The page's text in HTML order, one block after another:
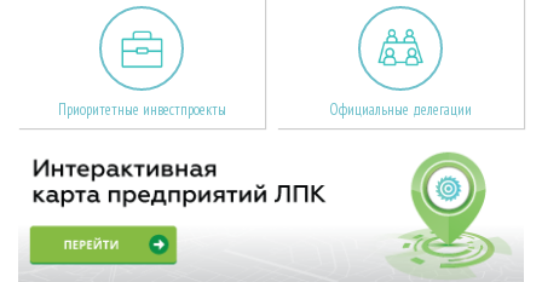
Приоритетные инвестпроекты Официальные делегации